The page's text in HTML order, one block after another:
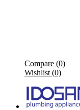
Compare (0)
Wishlist (0)